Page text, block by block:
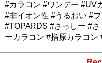
#カラコン #ワンデー #UV
#非イオン性 #うるおい #
#TOPARDS #さっしー #
ーカラコン #指原カラコン